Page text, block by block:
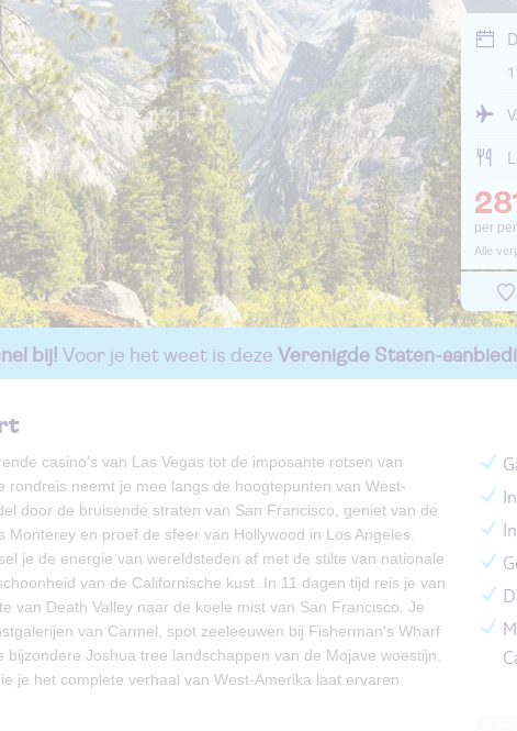
per
Alle
bij! Voor je het weet is deze Verenigde Staten-
casino's van Las Vegas tot de imposante rotsen van
rondreis neemt je mee langs de hoogtepunten van West-
door de bruisende straten van San Francisco, geniet van de
Monterey en proef de sfeer van Hollywood in Los Angeles.
je de energie van wereldsteden af met de stilte van nationale
van de Californische kust. In 11 dagen tijd reis je van
van Death Valley naar de koele mist van San Francisco. Je
van Carmel, spot zeeleeuwen bij Fisherman's Wharf
bijzondere Joshua tree landschappen van de Mojave woestijn.
je het complete verhaal van West-Amerika laat ervaren.